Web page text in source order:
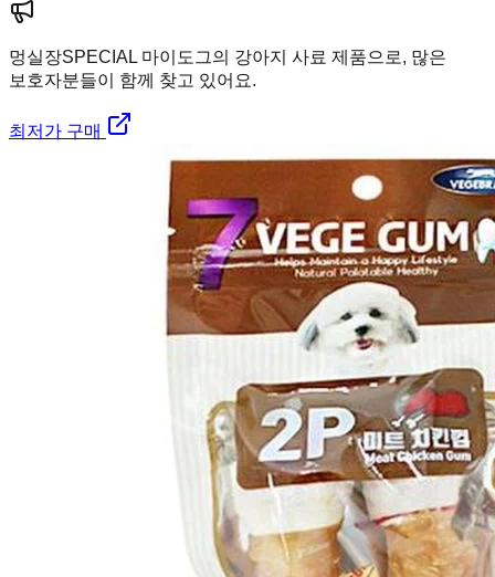
멍실장SPECIAL 마이도그의 강아지 사료 제품으로, 많은
보호자분들이 함께 찾고 있어요.
최저가 구매